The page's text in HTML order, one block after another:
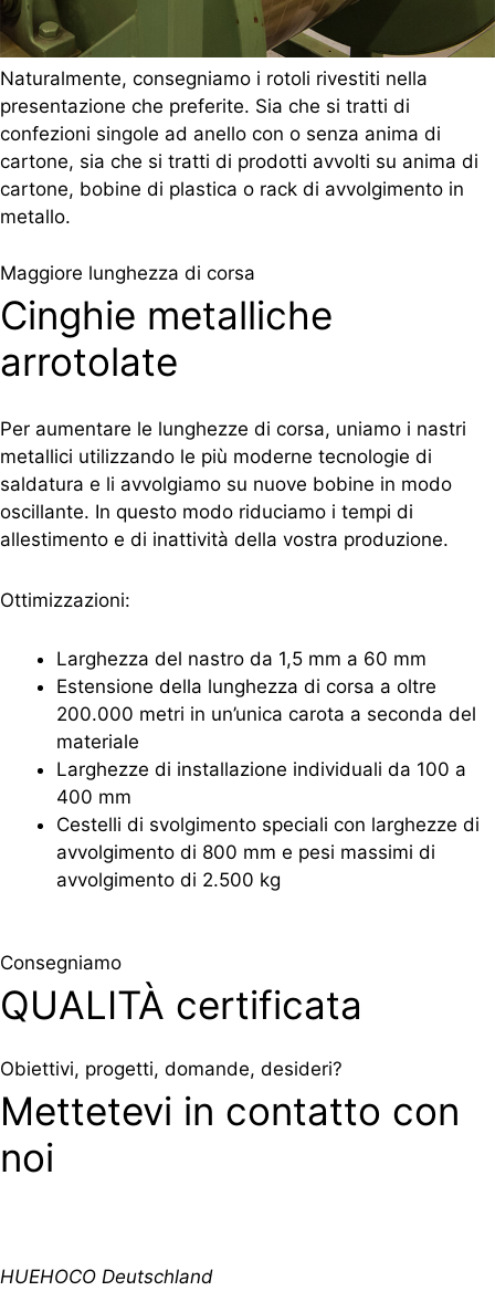
Naturalmente, consegniamo i rotoli rivestiti nella
presentazione che preferite. Sia che si tratti di
confezioni singole ad anello con o senza anima di
cartone, sia che si tratti di prodotti avvolti su anima di
cartone, bobine di plastica o rack di avvolgimento in
metallo.
Cinghie metalliche
arrotolate
Maggiore lunghezza di corsa
Per aumentare le lunghezze di corsa, uniamo i nastri
metallici utilizzando le più moderne tecnologie di
saldatura e li avvolgiamo su nuove bobine in modo
oscillante. In questo modo riduciamo i tempi di
allestimento e di inattività della vostra produzione.
Ottimizzazioni:
Larghezza del nastro da 1,5 mm a 60 mm
Estensione della lunghezza di corsa a oltre
200.000 metri in un’unica carota a seconda del
materiale
Larghezze di installazione individuali da 100 a
400 mm
Cestelli di svolgimento speciali con larghezze di
avvolgimento di 800 mm e pesi massimi di
avvolgimento di 2.500 kg
QUALITÀ certificata
Consegniamo
Mettetevi in contatto con
noi
Obiettivi, progetti, domande, desideri?
HUEHOCO Deutschland